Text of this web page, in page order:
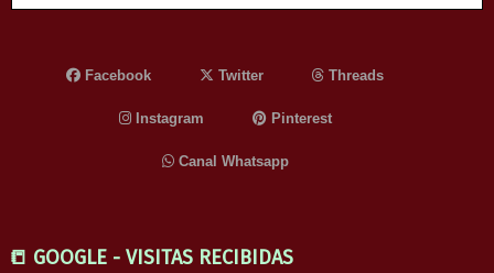
Facebook Twitter Threads
Instagram Pinterest
Canal Whatsapp
📒 GOOGLE - VISITAS RECIBIDAS